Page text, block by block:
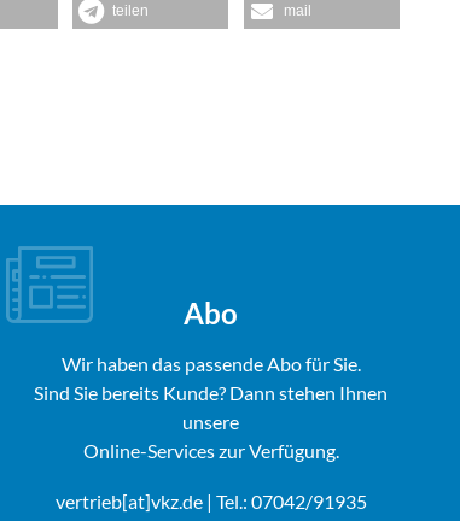
teilen mail
Abo
Wir haben das passende Abo für Sie.
Sind Sie bereits Kunde? Dann stehen Ihnen
unsere
Online-Services zur Verfügung.
vertrieb[at]vkz.de| Tel.: 07042/91935